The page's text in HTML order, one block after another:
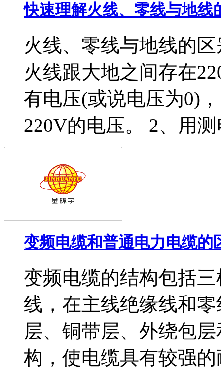
快速理解火线、零线与地线
火线、零线与地线的
火线跟大地之间存在
有电压(或说电压为0)
220V的电压。 2、用
变频电缆和普通电力电缆的
变频电缆的结构包括
线，在主线绝缘线和
层、铜带层、外绕包
构，使电缆具有较强